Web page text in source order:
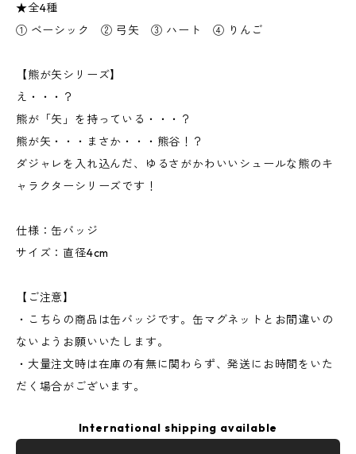
★全4種
① ベーシック ② 弓矢 ③ ハート ④ りんご
【熊が矢シリーズ】
え・・・？
熊が「矢」を持っている・・・？
熊が矢・・・まさか・・・熊谷！？
ダジャレを入れ込んだ、ゆるさがかわいいシュールな熊のキ
ャラクターシリーズです！
仕様：缶バッジ
サイズ：直径4cm
【ご注意】
・こちらの商品は缶バッジです。缶マグネットとお間違いの
ないようお願いいたします。
・大量注文時は在庫の有無に関わらず、発送にお時間をいた
だく場合がございます。
International shipping available